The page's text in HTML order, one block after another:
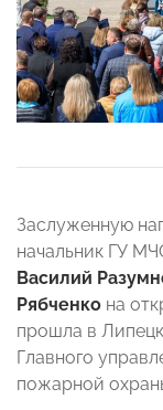
Заслуженную
начальник ГУ
Василий
Рябченко на
прошла в
Главного
пожарной